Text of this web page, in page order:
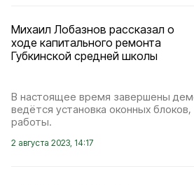
Михаил Лобазнов рассказал о
ходе капитального ремонта
Губкинской средней школы
В настоящее время завершены
ведётся установка оконных
работы.
2 августа 2023, 14:17